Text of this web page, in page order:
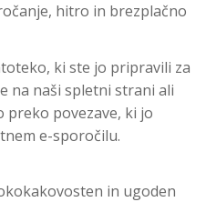
hitro in brezplačno
ki ste jo pripravili za
na naši spletni strani ali
preko povezave, ki jo
e-sporočilu.
in ugoden